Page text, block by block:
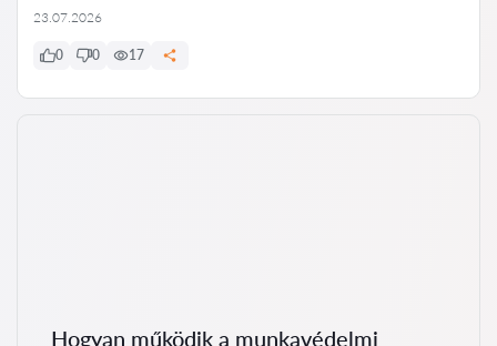
23.07.2026
0 0 17
Hogyan működik a munkavédelmi